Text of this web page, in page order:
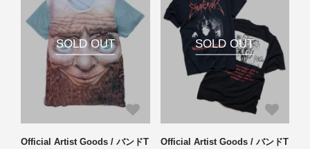
SOLD OUT
Official Artist Goods / バンドT
SOLD OUT
Official Artist Goods / バンドT